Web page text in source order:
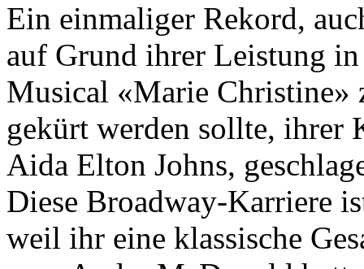
Ein einmaliger Rekord,
auf Grund ihrer Leis­tung
Musical «Marie Christine»
gekürt werden sollte, ihrer
Aida Elton Johns,
Diese Broadway-Karriere
weil ihr eine klassische